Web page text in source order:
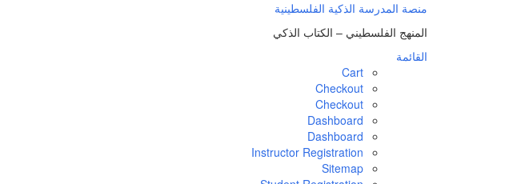
منصة المدرسة الذكية الفلسطينية
المنهج الفلسطيني – الكتاب الذكي
القائمة
Cart
Checkout
Checkout
Dashboard
Dashboard
Instructor Registration
Sitemap